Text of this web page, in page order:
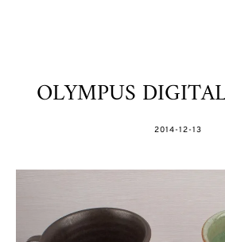
OLYMPUS
POSTED
2014-12-13